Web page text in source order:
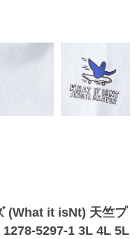
(What it isNt) 天竺プ
1278-5297-1 3L 4L 5L